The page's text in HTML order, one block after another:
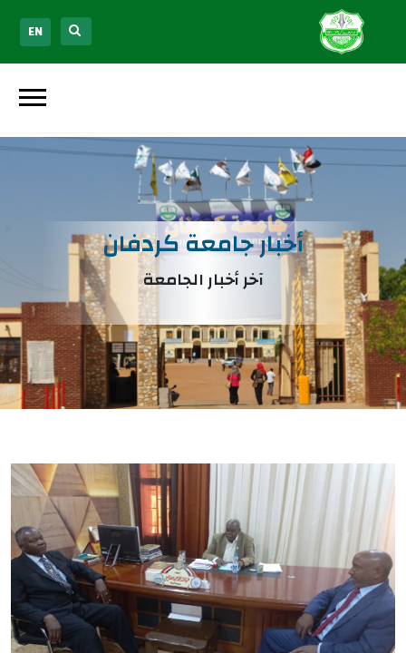
EN
أخبار جامعة كردفان
آخر أخبار الجامعة